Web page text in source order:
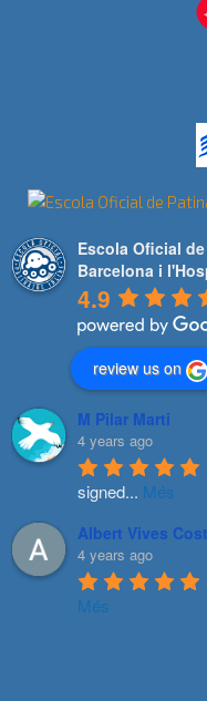
Escola Oficial
Barcelona i
4.9
review us on
M Pilar Marti
4 years ago
signed... Més
Albert Vives
4 years ago
Més